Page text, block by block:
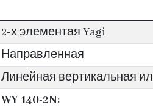
2-х элементая Yagi
Направленная
Линейная вертикальная
WY 140-2N: